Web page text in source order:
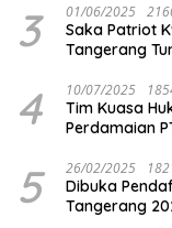
3 01/06/2025
Saka Patriot
Tangerang
4 10/07/2025
Tim Kuasa
Perdamaian
5 26/02/2025
Dibuka
Tangerang